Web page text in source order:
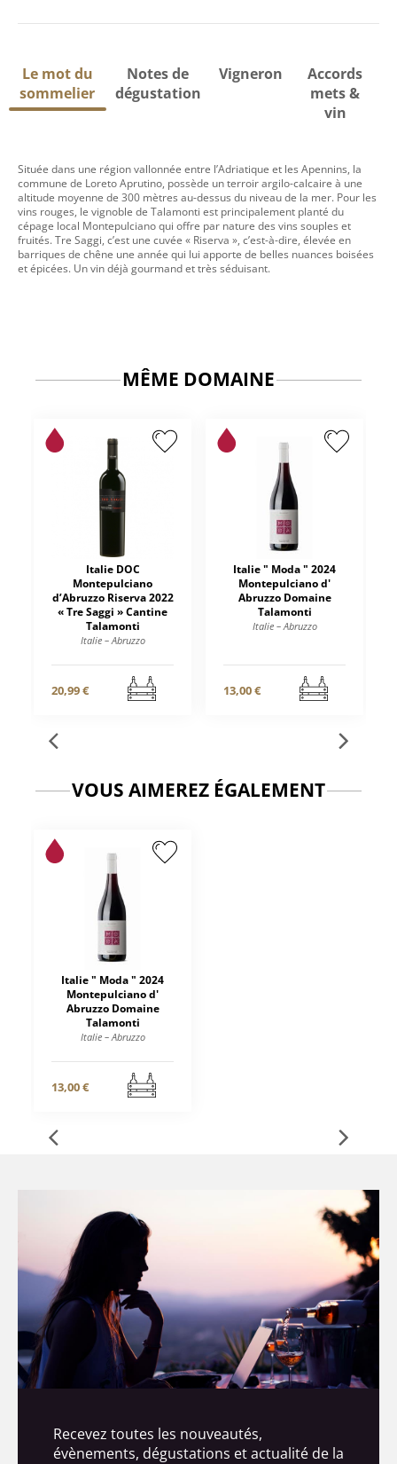
Le mot du
sommelier
Notes de
dégustation
Vigneron
Accords
mets &
vin
Située dans une région vallonnée entre l’Adriatique et les Apennins, la
commune de Loreto Aprutino, possède un terroir argilo-calcaire à une
altitude moyenne de 300 mètres au-dessus du niveau de la mer. Pour les
vins rouges, le vignoble de Talamonti est principalement planté du
cépage local Montepulciano qui offre par nature des vins souples et
fruités. Tre Saggi, c’est une cuvée « Riserva », c’est-à-dire, élevée en
barriques de chêne une année qui lui apporte de belles nuances boisées
et épicées. Un vin déjà gourmand et très séduisant.
MÊME DOMAINE
Italie DOC
Montepulciano
d’Abruzzo Riserva 2022
« Tre Saggi » Cantine
Talamonti
Italie – Abruzzo
20,99 €
Italie " Moda " 2024
Montepulciano d'
Abruzzo Domaine
Talamonti
Italie – Abruzzo
13,00 €
VOUS AIMEREZ ÉGALEMENT
Italie " Moda " 2024
Montepulciano d'
Abruzzo Domaine
Talamonti
Italie – Abruzzo
13,00 €
Recevez toutes les nouveautés,
évènements, dégustations et actualité de la